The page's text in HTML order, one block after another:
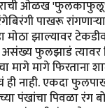
ओळख
पाखरू
झाल्यावर
फुलझाडं त्यावर
मागे मागे फिरताना
ही नाही. एकदा
पंखांचा पिवळा रंग